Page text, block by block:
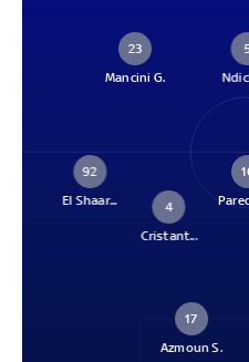
23
Mancini G.
92
El Shaar...
4
Cristant...
17
Azmoun S.